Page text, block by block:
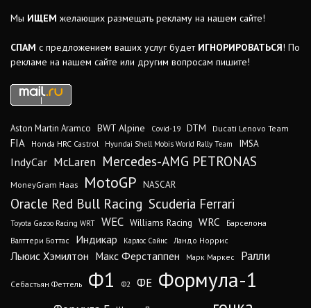
Мы ИЩЕМ желающих размещать рекламу на нашем сайте!
СПАМ с предложением ваших услуг будет ИГНОРИРОВАТЬСЯ! По
рекламе на нашем сайте или другим вопросам пишите!
Aston Martin Aramco BWT Alpine Covid-19 DTM Ducati Lenovo Team
FIA Honda HRC Castrol Hyundai Shell Mobis World Rally Team IMSA
IndyCar McLaren Mercedes-AMG PETRONAS
MoneyGram Haas MotoGP NASCAR
Oracle Red Bull Racing Scuderia Ferrari
Toyota Gazoo Racing WRT WEC Williams Racing WRC
Барселона
Валттери Боттас
Индикар Карлос Сайнс Ландо Норрис
Льюис Хэмилтон Макс Ферстаппен Марк Маркес Ралли
Себастьян Феттель Ф1 Ф2 ФЕ Формула-1